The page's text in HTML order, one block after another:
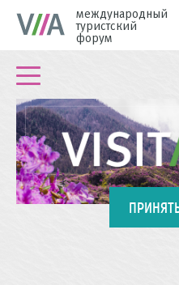
международный
туристский
форум